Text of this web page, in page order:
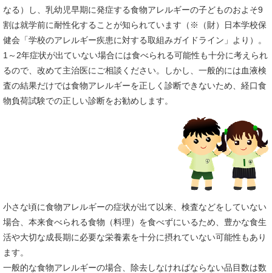
なる）し、乳幼児早期に発症する食物アレルギーの子どものおよそ9
割は就学前に耐性化することが知られています（※（財）日本学校保
健会「学校のアレルギー疾患に対する取組みガイドライン」より）。
1～2年症状が出ていない場合には食べられる可能性も十分に考えられ
るので、改めて主治医にご相談ください。しかし、一般的には血液検
査の結果だけでは食物アレルギーを正しく診断できないため、経口食
物負荷試験での正しい診断をお勧めします。
小さな頃に食物アレルギーの症状が出て以来、検査などをしていない
場合、本来食べられる食物（料理）を食べずにいるため、豊かな食生
活や大切な成長期に必要な栄養素を十分に摂れていない可能性もあり
ます。
一般的な食物アレルギーの場合、除去しなければならない品目数は数